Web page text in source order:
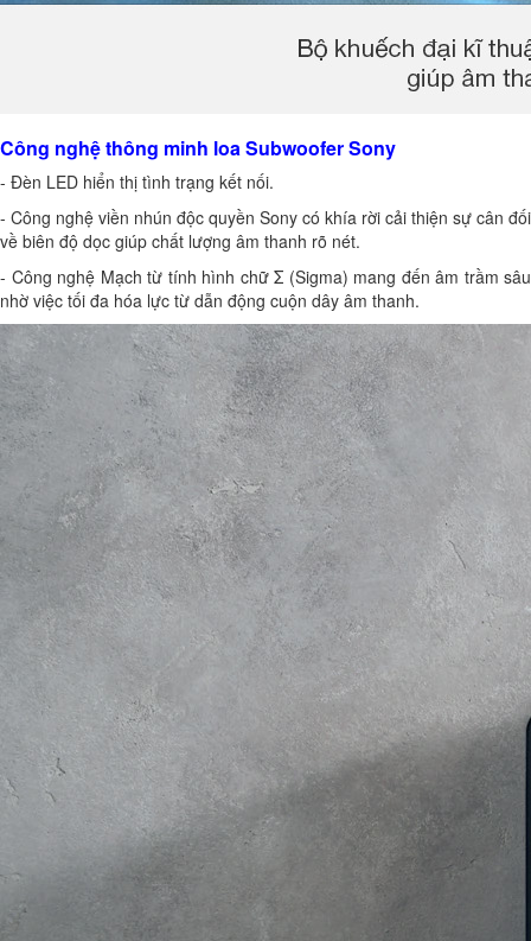
Công nghệ thông minh loa Subwoofer Sony
- Đèn LED hiển thị tình trạng kết nối.
- Công nghệ viền nhún độc quyền Sony có khía rời cải thiện sự cân đối
về biên độ dọc giúp chất lượng âm thanh rõ nét.
- Công nghệ Mạch từ tính hình chữ Σ (Sigma) mang đến âm trầm sâu
nhờ việc tối đa hóa lực từ dẫn động cuộn dây âm thanh.